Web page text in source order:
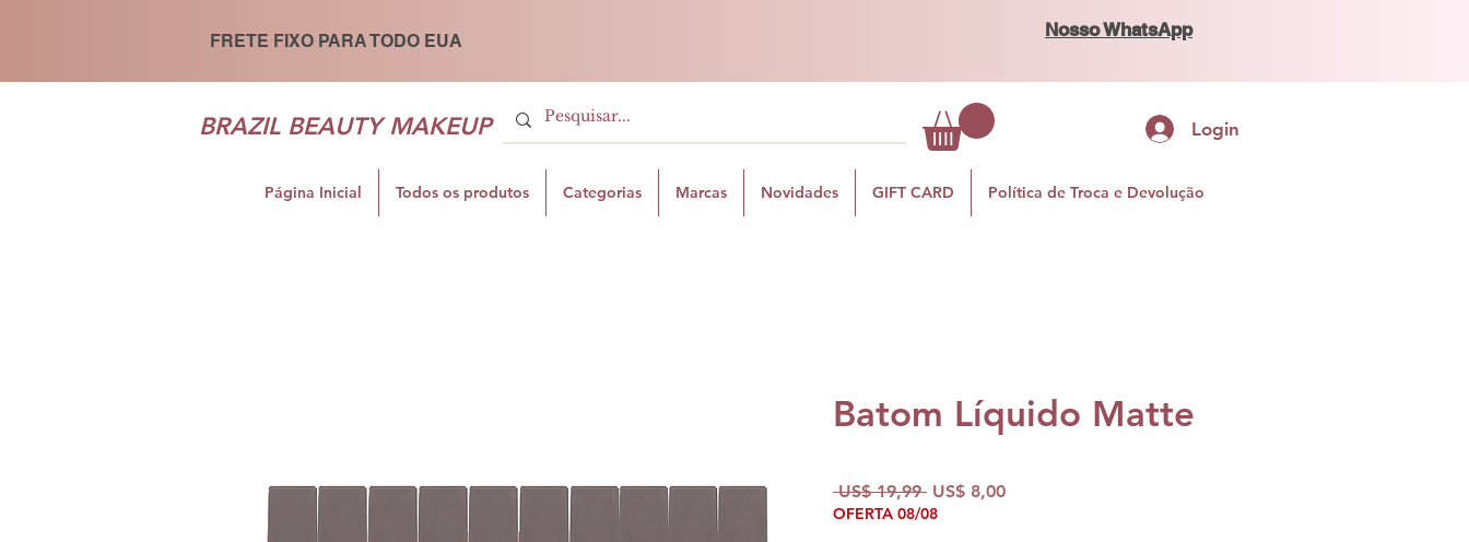
FRETE FIXO PARA TODO EUA
Nosso WhatsApp
BRAZIL BEAUTY MAKEUP Login
Página Inicial Todos os produtos Categorias Marcas Novidades GIFT CARD Política de Troca e Devolução
Batom Líquido Matte
US$ 19,99 Preço
normal
US$ 8,00Preço
OFERTA 08/08